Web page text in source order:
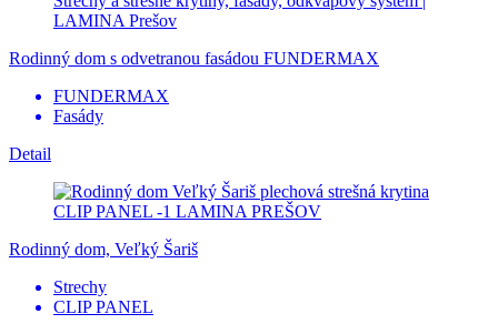
Rodinný dom s odvetranou fasádou FUNDERMAX
FUNDERMAX
Fasády
Detail
Rodinný dom, Veľký Šariš
Strechy
CLIP PANEL